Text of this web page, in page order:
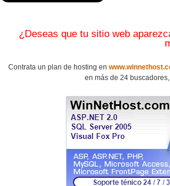
¿Deseas que tu sitio web
Contrata un plan de hosting en
en más de 24